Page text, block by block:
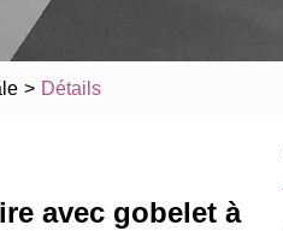
> Détails
avec gobelet à